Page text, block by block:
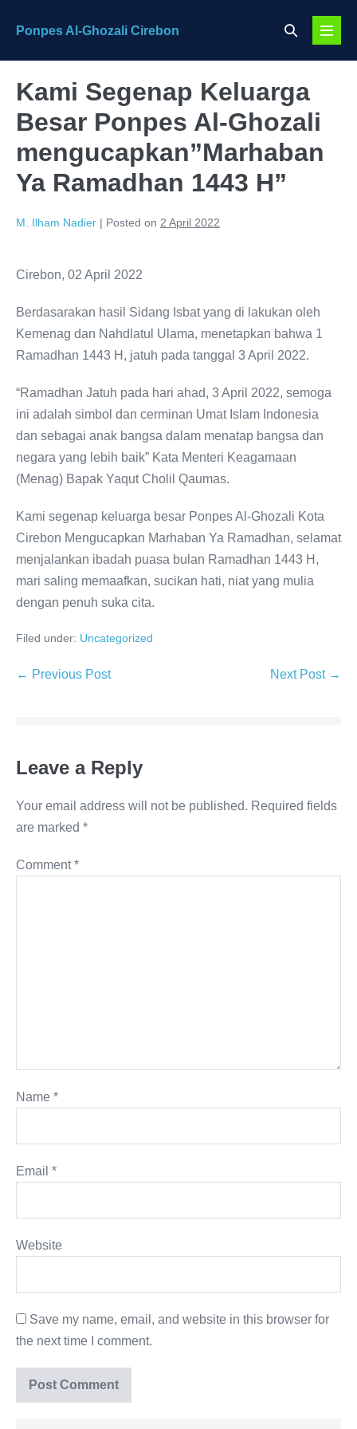
Ponpes Al-Ghozali Cirebon
Search
Menu
Kami Segenap Keluarga
Besar Ponpes Al-Ghozali
mengucapkan”Marhaban
Ya Ramadhan 1443 H”
M. Ilham Nadier | Posted on 2 April 2022
Cirebon, 02 April 2022
Berdasarakan hasil Sidang Isbat yang di lakukan oleh
Kemenag dan Nahdlatul Ulama, menetapkan bahwa 1
Ramadhan 1443 H, jatuh pada tanggal 3 April 2022.
“Ramadhan Jatuh pada hari ahad, 3 April 2022, semoga
ini adalah simbol dan cerminan Umat Islam Indonesia
dan sebagai anak bangsa dalam menatap bangsa dan
negara yang lebih baik” Kata Menteri Keagamaan
(Menag) Bapak Yaqut Cholil Qaumas.
Kami segenap keluarga besar Ponpes Al-Ghozali Kota
Cirebon Mengucapkan Marhaban Ya Ramadhan, selamat
menjalankan ibadah puasa bulan Ramadhan 1443 H,
mari saling memaafkan, sucikan hati, niat yang mulia
dengan penuh suka cita.
Filed under: Uncategorized
Post
← Previous Post Next Post →
Leave a Reply
Your email address will not be published. Required fields
are marked *
Comment*
Name *
Email *
Website
Save my name, email, and website in this browser for
the next time I comment.